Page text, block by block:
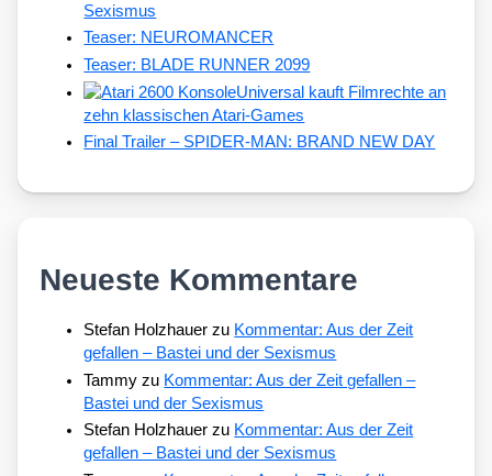
Sexismus
Teaser: NEUROMANCER
Teaser: BLADE RUNNER 2099
Universal kauft Filmrechte an
zehn klassischen Atari-Games
Final Trailer – SPIDER-MAN: BRAND NEW DAY
Neueste Kommentare
Stefan Holzhauer zu Kommentar: Aus der Zeit
gefallen – Bastei und der Sexismus
Tammy zu Kommentar: Aus der Zeit gefallen –
Bastei und der Sexismus
Stefan Holzhauer zu Kommentar: Aus der Zeit
gefallen – Bastei und der Sexismus